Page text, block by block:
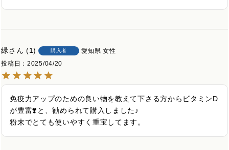
緑 1 購入者 愛知県 女性
投稿日
2025/04/20
免疫力アップのための良い物を教えて下さる方からビタミンD
が豊富❣️と、勧められて購入しました♪
粉末でとても使いやすく重宝してます。